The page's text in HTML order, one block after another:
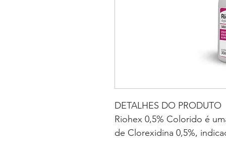
DETALHES DO PRODUTO
Riohex 0,5% Colorido é
de Clorexidina 0,5%,